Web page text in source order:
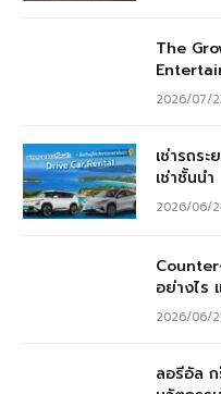
The
2026/07/
เช่ารถร
เช่าชั้นนำ
2026/06/
อย่างไร
2026/06/
ลอรีอัล